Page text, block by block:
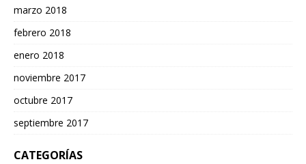
marzo 2018
febrero 2018
enero 2018
noviembre 2017
octubre 2017
septiembre 2017
CATEGORÍAS